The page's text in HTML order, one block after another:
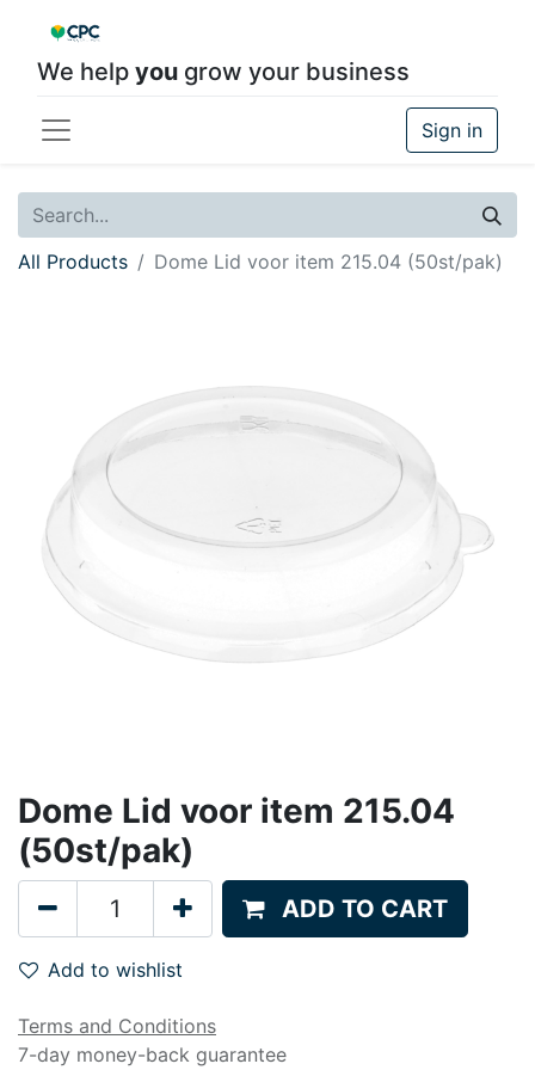
We help you grow your business
Sign in
All Products Dome Lid voor item 215.04 (50st/pak)
Dome Lid voor item 215.04
(50st/pak)
ADD TO CART
Add to wishlist
Terms and Conditions
7-day money-back guarantee